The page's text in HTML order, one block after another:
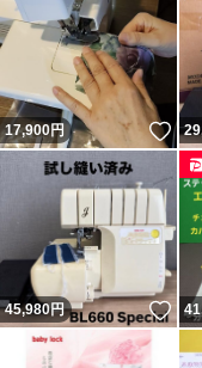
17,900円 い
45,980円